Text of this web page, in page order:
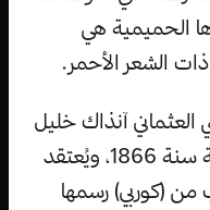
الحميمية هي
الشعر الأحمر.
آنذاك خليل
شريف باشا عندما رسمت اللوحة سنة 1866، ويُعتقد
(كوربي) رسمها